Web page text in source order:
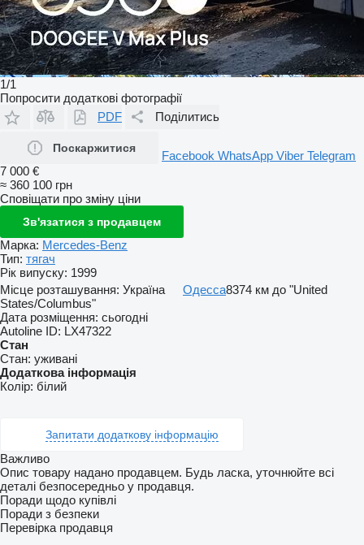
1/1
Попросити додаткові фотографії
PDF
Поділитись
Поскаржитися
Facebook WhatsApp Viber Telegram
7 000 €
≈ 360 100 грн
Сповіщати про зміну ціни
Зв'язатися з продавцем
Марка: Mercedes-Benz
Тип: тягач
Рік випуску: 1999
Місце розташування: Україна Одесса8374 км до "United
States/Columbus"
Дата розміщення: сьогодні
Autoline ID: LX47322
Стан
Стан: уживані
Додаткова інформація
Колір: білий
Запитати додаткову інформацію
Важливо
Опис товару надано продавцем. Будь ласка, уточнюйте всі
деталі безпосередньо у продавця.
Поради щодо купівлі
Поради з безпеки
Перевірка продавця